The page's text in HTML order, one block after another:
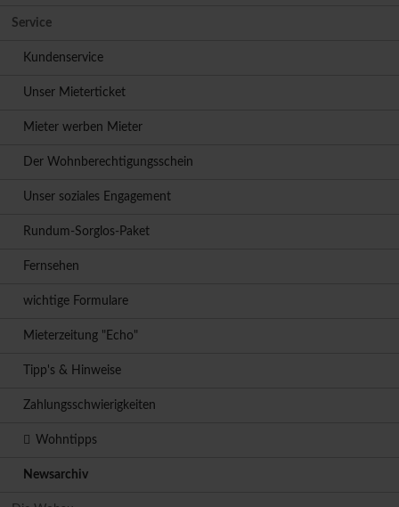
Service
Kundenservice
Unser Mieterticket
Mieter werben Mieter
Der Wohnberechtigungsschein
Unser soziales Engagement
Rundum-Sorglos-Paket
Fernsehen
wichtige Formulare
Mieterzeitung "Echo"
Tipp's & Hinweise
Zahlungsschwierigkeiten
Wohntipps
Newsarchiv